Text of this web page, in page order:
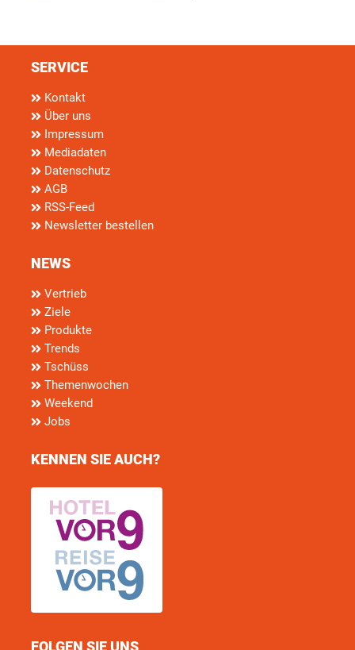
SERVICE
Kontakt
Über uns
Impressum
Mediadaten
Datenschutz
AGB
RSS-Feed
Newsletter bestellen
NEWS
Vertrieb
Ziele
Produkte
Trends
Tschüss
Themenwochen
Weekend
Jobs
KENNEN SIE AUCH?